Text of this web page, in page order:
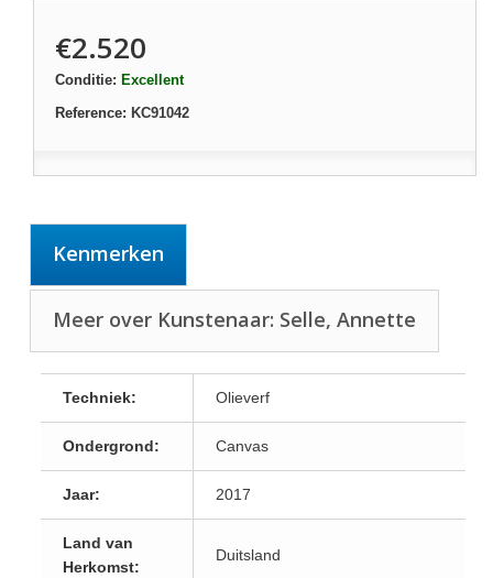
€2.520
Conditie: Excellent
Reference: KC91042
Kenmerken
Meer over Kunstenaar: Selle, Annette
Techniek: Olieverf
Ondergrond: Canvas
Jaar: 2017
Land van
Herkomst:
Duitsland